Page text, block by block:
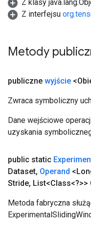
Z klasy
Z interfejsu
Metody
publiczne wyjście
Zwraca symboliczny
Dane wejściowe
uzyskania
public static
Dataset, Operand
Stride, List<Class<?>>
Metoda fabryczna